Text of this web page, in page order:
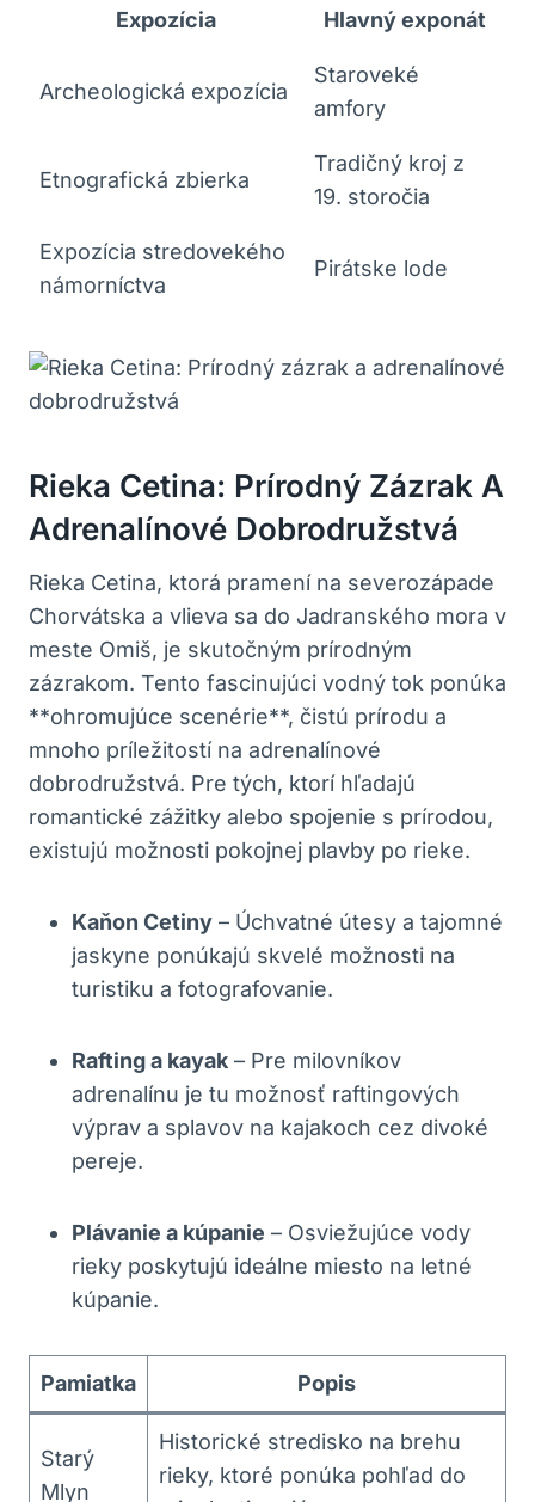
Expozícia Hlavný exponát
Archeologická expozícia
Staroveké
amfory
Etnografická zbierka
Tradičný kroj z
19. storočia
Expozícia stredovekého
námorníctva
Pirátske lode
Rieka Cetina: Prírodný Zázrak A
Adrenalínové Dobrodružstvá
Rieka Cetina, ktorá pramení na severozápade
Chorvátska a vlieva sa do Jadranského mora v
meste Omiš, je skutočným prírodným
zázrakom. Tento fascinujúci vodný tok ponúka
**ohromujúce scenérie**, čistú prírodu a
mnoho príležitostí na adrenalínové
dobrodružstvá. Pre tých, ktorí hľadajú
romantické zážitky alebo spojenie s prírodou,
existujú možnosti pokojnej plavby po rieke.
Kaňon Cetiny – Úchvatné útesy a tajomné
jaskyne ponúkajú skvelé možnosti na
turistiku a fotografovanie.
Rafting a kayak – Pre milovníkov
adrenalínu je tu možnosť raftingových
výprav a splavov na kajakoch cez divoké
pereje.
Plávanie a kúpanie – Osviežujúce vody
rieky poskytujú ideálne miesto na letné
kúpanie.
Pamiatka Popis
Starý
Mlyn
Historické stredisko na brehu
rieky, ktoré ponúka pohľad do